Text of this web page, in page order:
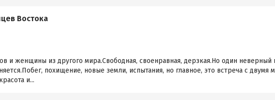
Востока
и женщины из другого мира.Свободная, своенравная, дерзкая.Но один
похищение, новые земли, испытания, но главное, это встреча с
и...